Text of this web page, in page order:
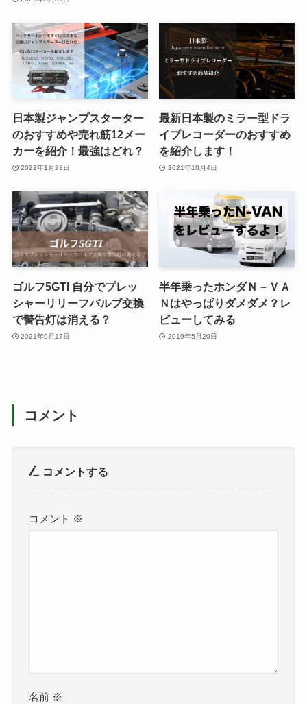
日本製ジャンプスターター
のおすすめや売れ筋12メー
カーを紹介！最強はどれ？
2022年1月23日
最新日本製のミラー型ドラ
イブレコーダーのおすすめ
を紹介します！
2021年10月4日
ゴルフ5GTI 自分でプレッ
シャーリリーフバルブ交換
で警告灯は消える？
2021年9月17日
半年乗ったホンダＮ－ＶＡ
Ｎはやっぱりダメダメ？レ
ビューしてみる
2019年5月20日
コメント
コメントする
コメント ※
名前 ※